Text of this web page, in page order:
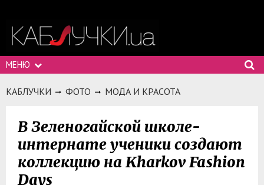
МЕНЮ
КАБЛУЧКИ ФОТО МОДА И КРАСОТА
В Зеленогайской школе-
интернате ученики создают
коллекцию на Kharkov Fashion
Days